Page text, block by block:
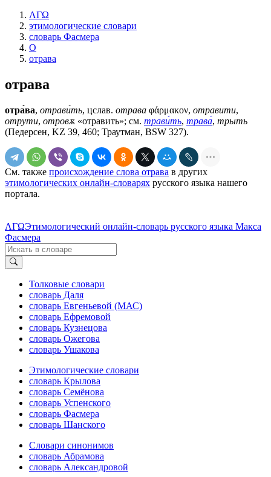
ΛΓΩ
этимологические словари
словарь Фасмера
О
отрава
отрава
отра́ва, отрави́ть, цслав. отрава φάρμακον, отравити,
отрути, отровѫ «отравить»; см. трави́ть, трава́, трыть
(Педерсен, KZ 39, 460; Траутман, ВSW 327).
См. также происхождение слова отрава в других
этимологических онлайн-словарях русского языка нашего
портала.
ΛΓΩЭтимологический онлайн-словарь русского языка Макса
Фасмера
Толковые словари
словарь Даля
словарь Евгеньевой (МАС)
словарь Ефремовой
словарь Кузнецова
словарь Ожегова
словарь Ушакова
Этимологические словари
словарь Крылова
словарь Семёнова
словарь Успенского
словарь Фасмера
словарь Шанского
Словари синонимов
словарь Абрамова
словарь Александровой